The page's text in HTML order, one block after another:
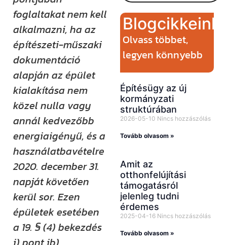
foglaltakat nem kell
alkalmazni, ha az
építészeti-műszaki
dokumentáció
alapján az épület
kialakítása nem
közel nulla vagy
annál kedvezőbb
energiaigényű, és a
használatbavételre
2020. december 31.
napját követően
kerül sor. Ezen
épületek esetében
a 19. § (4) bekezdés
Blogcikkeink
Olvass többet,
legyen könnyebb
Építésügy az új
kormányzati
struktúrában
2026-05-10 Nincs hozzászólás
Tovább olvasom »
Amit az
otthonfelújítási
támogatásról
jelenleg tudni
érdemes
2025-04-16 Nincs hozzászólás
Tovább olvasom »